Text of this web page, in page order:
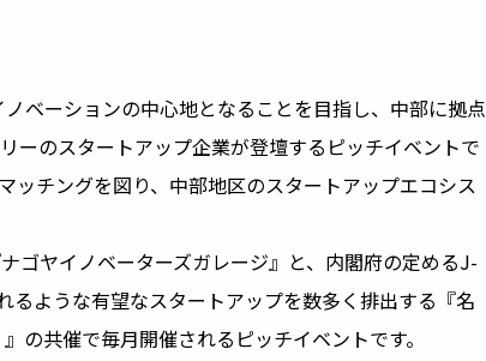
ベーションの中心地となることを目指し、中部に拠点
ーのスタートアップ企業が登壇するピッチイベントで
ッチングを図り、中部地区のスタートアップエコシス
ゴヤイノベーターズガレージ』と、内閣府の定めるJ-
るような有望なスタートアップを数多く排出する『名
の共催で毎月開催されるピッチイベントです。